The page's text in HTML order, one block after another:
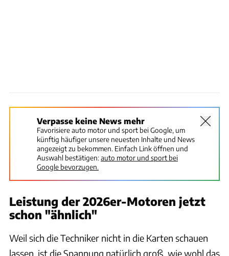
Verpasse keine News mehr
Favorisiere auto motor und sport bei Google, um
künftig häufiger unsere neuesten Inhalte und News
angezeigt zu bekommen. Einfach Link öffnen und
Auswahl bestätigen:auto motor und sport bei
Google bevorzugen.
Leistung der 2026er-Motoren jetzt
schon "ähnlich"
Weil sich die Techniker nicht in die Karten schauen
lassen, ist die Spannung natürlich groß, wie wohl das